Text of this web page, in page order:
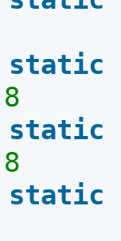
static
static
static